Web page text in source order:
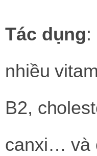
Tác dụng:
nhiều
B2,
canxi… và